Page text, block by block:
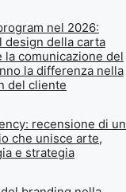
nel 2026:
design della carta
la comunicazione del
la differenza nella
del cliente
recensione di un
che unisce arte,
e strategia